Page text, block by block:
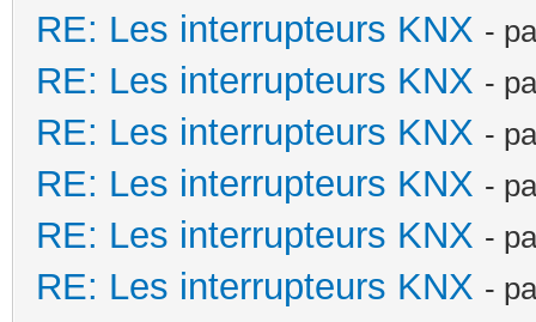
RE: Les interrupteurs KNX -
RE: Les interrupteurs KNX -
RE: Les interrupteurs KNX -
RE: Les interrupteurs KNX -
RE: Les interrupteurs KNX -
RE: Les interrupteurs KNX -